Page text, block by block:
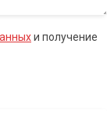
и получение